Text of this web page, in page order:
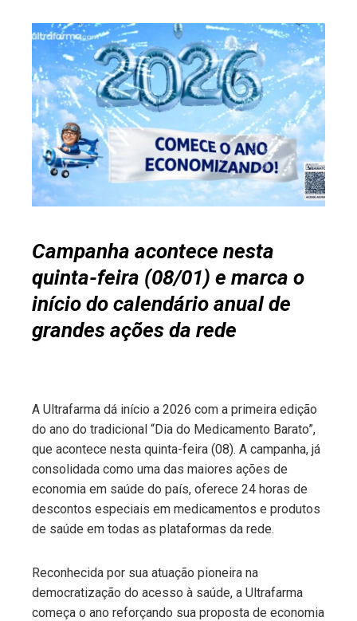
Campanha acontece nesta
quinta-feira (08/01) e marca o
início do calendário anual de
grandes ações da rede
A Ultrafarma dá início a 2026 com a primeira edição
do ano do tradicional “Dia do Medicamento Barato”,
que acontece nesta quinta-feira (08). A campanha, já
consolidada como uma das maiores ações de
economia em saúde do país, oferece 24 horas de
descontos especiais em medicamentos e produtos
de saúde em todas as plataformas da rede.
Reconhecida por sua atuação pioneira na
democratização do acesso à saúde, a Ultrafarma
começa o ano reforçando sua proposta de economia